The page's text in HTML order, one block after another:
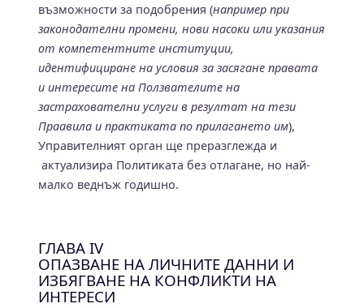
възможности за подобрения (например при
законодателни промени, нови насоки или указания
от компетентните институции,
идентифициране на условия за засягане правата
и интересите на Ползвателите на
застрахователни услуги в резултат на тези
Праавила и практиката по прилагането им),
Управителният орган ще преразглежда и
актуализира Политиката без отлагане, но най-
малко веднъж годишно.
ГЛАВА IV
ОПАЗВАНЕ НА ЛИЧНИТЕ ДАННИ И
ИЗБЯГВАНЕ НА КОНФЛИКТИ НА
ИНТЕРЕСИ